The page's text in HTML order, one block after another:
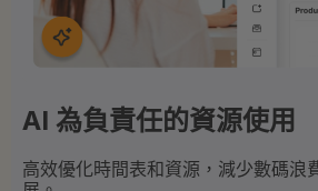
AI 為負責任的資源使用
高效優化時間表和資源，減少數碼浪